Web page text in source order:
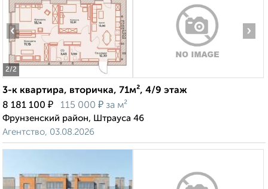
2/2
‹ ›
3-к квартира, вторичка, 71м², 4/9 этаж
8 181 100 ₽ 115 000 ₽ за м²
Фрунзенский район, Штрауса 46
Агентство, 03.08.2026